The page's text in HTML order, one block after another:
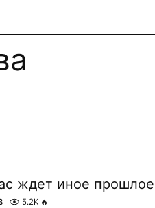
ждет иное прошлое
5.2K 🔥